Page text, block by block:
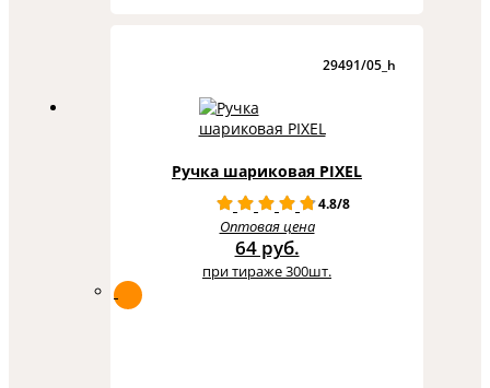
29491/05_h
Ручка шариковая PIXEL
4.8/8
Оптовая цена
64 руб.
при тираже 300шт.